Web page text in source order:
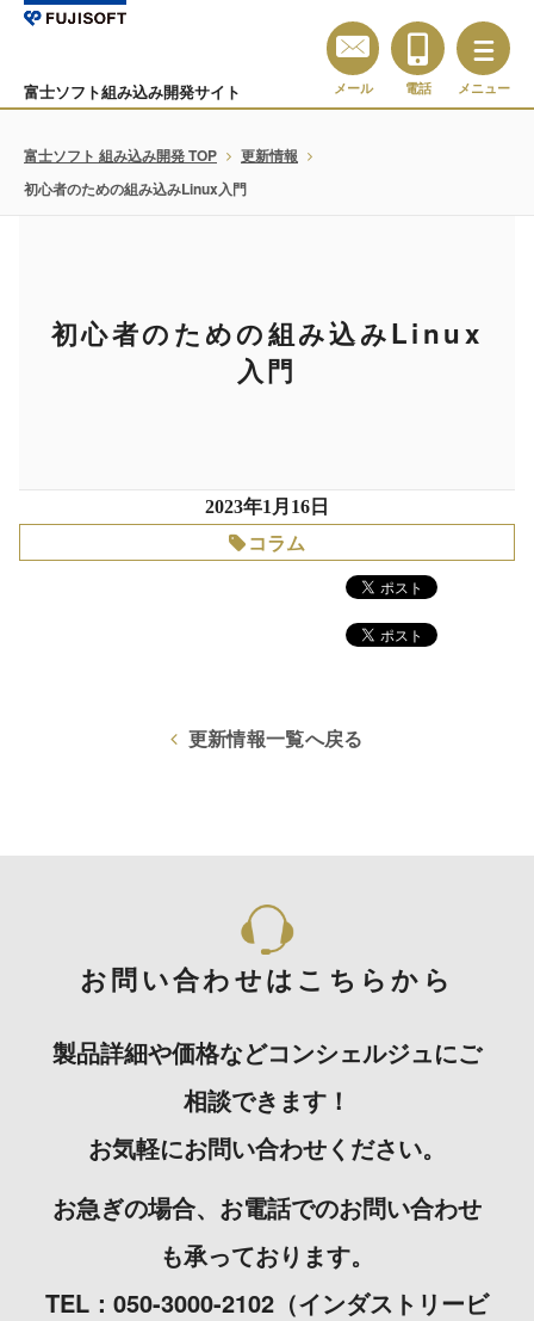
富士ソフト組み込み開発サイト メール 電話 メニュー
富士ソフト 組み込み開発 TOP
更新情報
初心者のための組み込みLinux入門
初心者のための組み込みLinux
入門
2023年1月16日
コラム
更新情報一覧へ戻る
お問い合わせはこちらから
製品詳細や価格などコンシェルジュにご
相談できます！
お気軽にお問い合わせください。
お急ぎの場合、お電話でのお問い合わせ
も承っております。
TEL：050-3000-2102（インダストリービ